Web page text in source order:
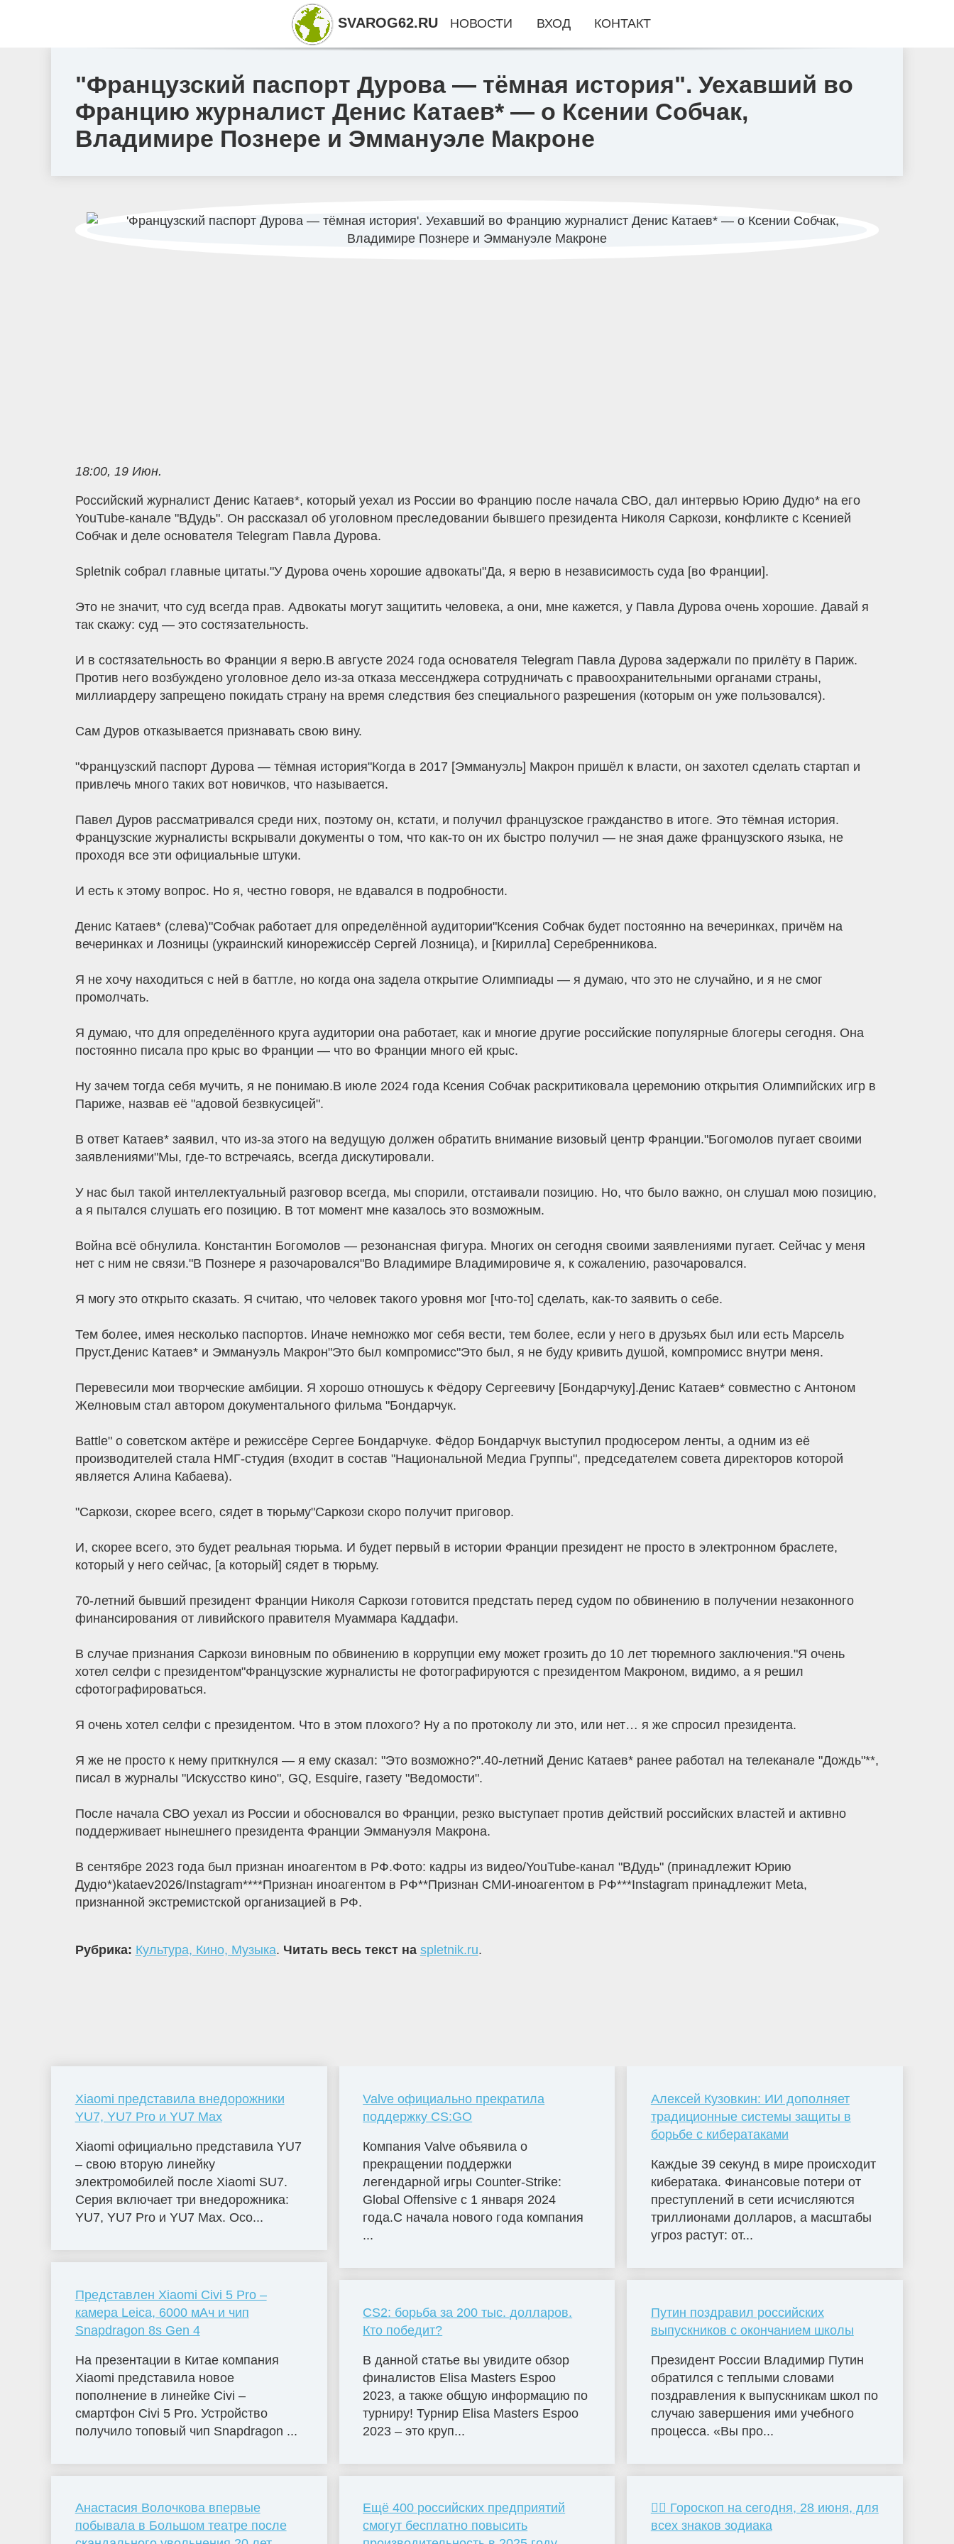
"Французский паспорт Дурова — тёмная история". Уехавший во
Францию журналист Денис Катаев* — о Ксении Собчак,
Владимире Познере и Эммануэле Макроне
18:00, 19 Июн.
Российский журналист Денис Катаев*, который уехал из России во Францию после начала СВО, дал интервью Юрию Дудю* на его
YouTube-канале "ВДудь". Он рассказал об уголовном преследовании бывшего президента Николя Саркози, конфликте с Ксенией
Собчак и деле основателя Telegram Павла Дурова.
Spletnik собрал главные цитаты."У Дурова очень хорошие адвокаты"Да, я верю в независимость суда [во Франции].
Это не значит, что суд всегда прав. Адвокаты могут защитить человека, а они, мне кажется, у Павла Дурова очень хорошие. Давай я
так скажу: суд — это состязательность.
И в состязательность во Франции я верю.В августе 2024 года основателя Telegram Павла Дурова задержали по прилёту в Париж.
Против него возбуждено уголовное дело из-за отказа мессенджера сотрудничать с правоохранительными органами страны,
миллиардеру запрещено покидать страну на время следствия без специального разрешения (которым он уже пользовался).
Сам Дуров отказывается признавать свою вину.
"Французский паспорт Дурова — тёмная история"Когда в 2017 [Эммануэль] Макрон пришёл к власти, он захотел сделать стартап и
привлечь много таких вот новичков, что называется.
Павел Дуров рассматривался среди них, поэтому он, кстати, и получил французское гражданство в итоге. Это тёмная история.
Французские журналисты вскрывали документы о том, что как-то он их быстро получил — не зная даже французского языка, не
проходя все эти официальные штуки.
И есть к этому вопрос. Но я, честно говоря, не вдавался в подробности.
Денис Катаев* (слева)"Собчак работает для определённой аудитории"Ксения Собчак будет постоянно на вечеринках, причём на
вечеринках и Лозницы (украинский кинорежиссёр Сергей Лозница), и [Кирилла] Серебренникова.
Я не хочу находиться с ней в баттле, но когда она задела открытие Олимпиады — я думаю, что это не случайно, и я не смог
промолчать.
Я думаю, что для определённого круга аудитории она работает, как и многие другие российские популярные блогеры сегодня. Она
постоянно писала про крыс во Франции — что во Франции много ей крыс.
Ну зачем тогда себя мучить, я не понимаю.В июле 2024 года Ксения Собчак раскритиковала церемонию открытия Олимпийских игр в
Париже, назвав её "адовой безвкусицей".
В ответ Катаев* заявил, что из-за этого на ведущую должен обратить внимание визовый центр Франции."Богомолов пугает своими
заявлениями"Мы, где-то встречаясь, всегда дискутировали.
У нас был такой интеллектуальный разговор всегда, мы спорили, отстаивали позицию. Но, что было важно, он слушал мою позицию,
а я пытался слушать его позицию. В тот момент мне казалось это возможным.
Война всё обнулила. Константин Богомолов — резонансная фигура. Многих он сегодня своими заявлениями пугает. Сейчас у меня
нет с ним не связи."В Познере я разочаровался"Во Владимире Владимировиче я, к сожалению, разочаровался.
Я могу это открыто сказать. Я считаю, что человек такого уровня мог [что-то] сделать, как-то заявить о себе.
Тем более, имея несколько паспортов. Иначе немножко мог себя вести, тем более, если у него в друзьях был или есть Марсель
Пруст.Денис Катаев* и Эммануэль Макрон"Это был компромисс"Это был, я не буду кривить душой, компромисс внутри меня.
Перевесили мои творческие амбиции. Я хорошо отношусь к Фёдору Сергеевичу [Бондарчуку].Денис Катаев* совместно с Антоном
Желновым стал автором документального фильма "Бондарчук.
Battle" о советском актёре и режиссёре Сергее Бондарчуке. Фёдор Бондарчук выступил продюсером ленты, а одним из её
производителей стала НМГ-студия (входит в состав "Национальной Медиа Группы", председателем совета директоров которой
является Алина Кабаева).
"Саркози, скорее всего, сядет в тюрьму"Саркози скоро получит приговор.
И, скорее всего, это будет реальная тюрьма. И будет первый в истории Франции президент не просто в электронном браслете,
который у него сейчас, [а который] сядет в тюрьму.
70-летний бывший президент Франции Николя Саркози готовится предстать перед судом по обвинению в получении незаконного
финансирования от ливийского правителя Муаммара Каддафи.
В случае признания Саркози виновным по обвинению в коррупции ему может грозить до 10 лет тюремного заключения."Я очень
хотел селфи с президентом"Французские журналисты не фотографируются с президентом Макроном, видимо, а я решил
сфотографироваться.
Я очень хотел селфи с президентом. Что в этом плохого? Ну а по протоколу ли это, или нет… я же спросил президента.
Я же не просто к нему приткнулся — я ему сказал: "Это возможно?".40-летний Денис Катаев* ранее работал на телеканале "Дождь"**,
писал в журналы "Искусство кино", GQ, Esquire, газету "Ведомости".
После начала СВО уехал из России и обосновался во Франции, резко выступает против действий российских властей и активно
поддерживает нынешнего президента Франции Эммануэля Макрона.
В сентябре 2023 года был признан иноагентом в РФ.Фото: кадры из видео/YouTube-канал "ВДудь" (принадлежит Юрию
Дудю*)kataev2026/Instagram****Признан иноагентом в РФ**Признан СМИ-иноагентом в РФ***Instagram принадлежит Meta,
признанной экстремистской организацией в РФ.
Рубрика: Культура, Кино, Музыка. Читать весь текст на spletnik.ru.
Xiaomi представила внедорожники
YU7, YU7 Pro и YU7 Max
Xiaomi официально представила YU7
– свою вторую линейку
электромобилей после Xiaomi SU7.
Серия включает три внедорожника:
YU7, YU7 Pro и YU7 Max. Осо...
Представлен Xiaomi Civi 5 Pro –
камера Leica, 6000 мАч и чип
Snapdragon 8s Gen 4
На презентации в Китае компания
Xiaomi представила новое
пополнение в линейке Civi –
смартфон Civi 5 Pro. Устройство
получило топовый чип Snapdragon ...
Анастасия Волочкова впервые
побывала в Большом театре после
Valve официально прекратила
поддержку CS:GO
Компания Valve объявила о
прекращении поддержки
легендарной игры Counter-Strike:
Global Offensive с 1 января 2024
года.С начала нового года компания
...
CS2: борьба за 200 тыс. долларов.
Кто победит?
В данной статье вы увидите обзор
финалистов Elisa Masters Espoо
2023, а также общую информацию по
турниру! Турнир Elisa Masters Espoo
2023 – это круп...
Ещё 400 российских предприятий
смогут бесплатно повысить
Алексей Кузовкин: ИИ дополняет
традиционные системы защиты в
борьбе с кибератаками
Каждые 39 секунд в мире происходит
кибератака. Финансовые потери от
преступлений в сети исчисляются
триллионами долларов, а масштабы
угроз растут: от...
Путин поздравил российских
выпускников с окончанием школы
Президент России Владимир Путин
обратился с теплыми словами
поздравления к выпускникам школ по
случаю завершения ими учебного
процесса. «Вы про...
🧙‍♀ Гороскоп на сегодня, 28 июня, для
всех знаков зодиака
SVAROG62.RU НОВОСТИ ВХОД КОНТАКТ